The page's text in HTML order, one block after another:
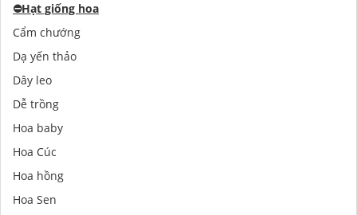
⛔️Hạt giống hoa
Cẩm chướng
Dạ yến thảo
Dây leo
Dễ trồng
Hoa baby
Hoa Cúc
Hoa hồng
Hoa Sen